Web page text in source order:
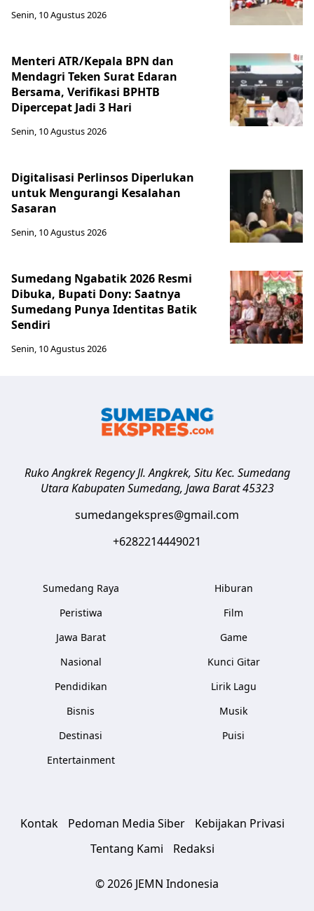
Senin, 10 Agustus 2026
Menteri ATR/Kepala BPN dan
Mendagri Teken Surat Edaran
Bersama, Verifikasi BPHTB
Dipercepat Jadi 3 Hari
Senin, 10 Agustus 2026
Digitalisasi Perlinsos Diperlukan
untuk Mengurangi Kesalahan
Sasaran
Senin, 10 Agustus 2026
Sumedang Ngabatik 2026 Resmi
Dibuka, Bupati Dony: Saatnya
Sumedang Punya Identitas Batik
Sendiri
Senin, 10 Agustus 2026
Ruko Angkrek Regency Jl. Angkrek, Situ Kec. Sumedang
Utara Kabupaten Sumedang, Jawa Barat 45323
sumedangekspres@gmail.com
+6282214449021
Sumedang Raya
Peristiwa
Jawa Barat
Nasional
Pendidikan
Bisnis
Destinasi
Entertainment
Hiburan
Film
Game
Kunci Gitar
Lirik Lagu
Musik
Puisi
Kontak Pedoman Media Siber
Kebijakan Privasi
Tentang Kami
Redaksi
© 2026 JEMN Indonesia